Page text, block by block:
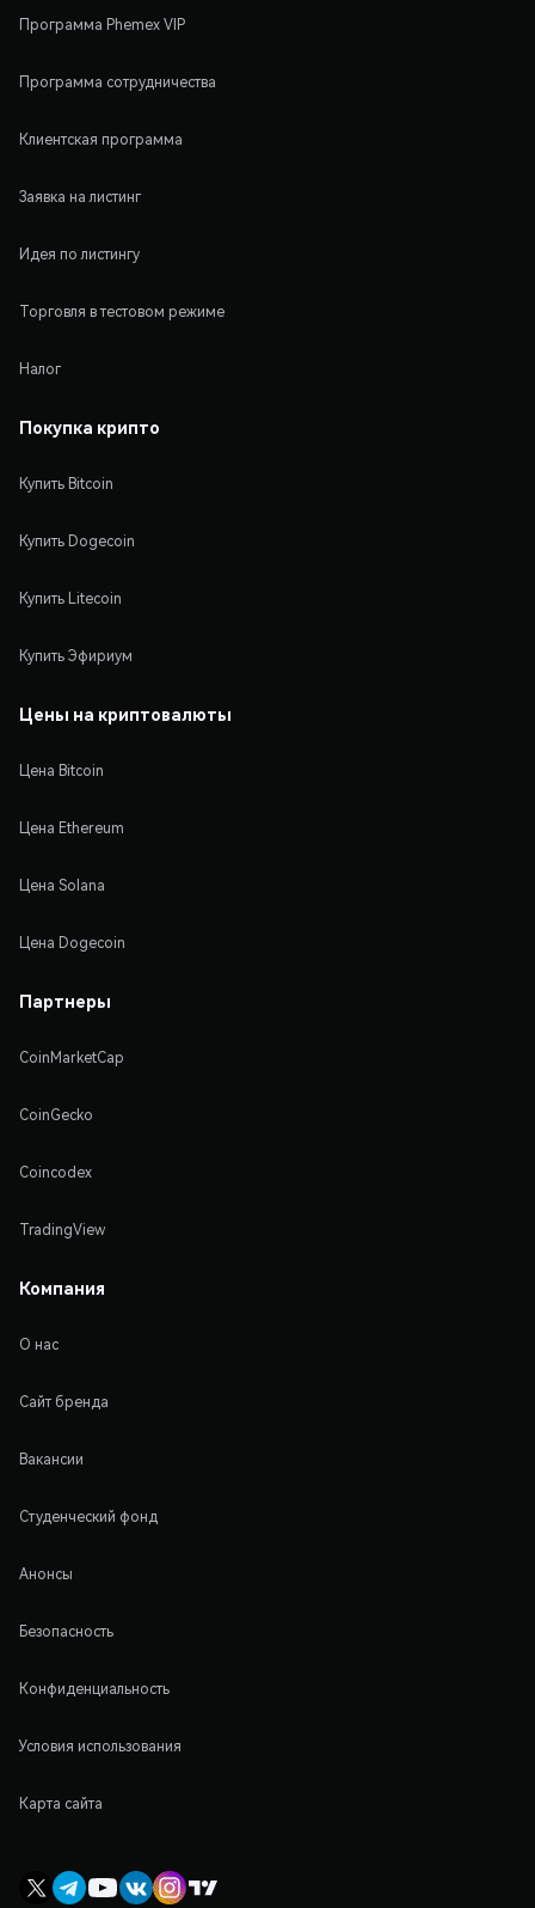
Программа Phemex VIP
Программа сотрудничества
Клиентская программа
Заявка на листинг
Идея по листингу
Торговля в тестовом режиме
Налог
Покупка крипто
Купить Bitcoin
Купить Dogecoin
Купить Litecoin
Купить Эфириум
Цены на криптовалюты
Цена Bitcoin
Цена Ethereum
Цена Solana
Цена Dogecoin
Партнеры
CoinMarketCap
CoinGecko
Coincodex
TradingView
Компания
О нас
Сайт бренда
Вакансии
Студенческий фонд
Анонсы
Безопасность
Конфиденциальность
Условия использования
Карта сайта